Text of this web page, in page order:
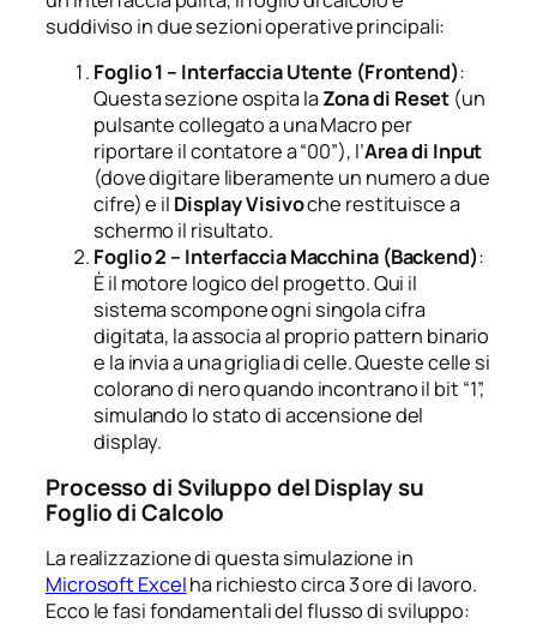
suddiviso in due sezioni operative principali:
Foglio 1 – Interfaccia Utente (Frontend):
Questa sezione ospita laZona di Reset (un
pulsante collegato a una Macro per
riportare il contatore a “00”), l’Area di Input
(dove digitare liberamente un numero a due
cifre) e il Display Visivoche restituisce a
schermo il risultato.
Foglio 2 – Interfaccia Macchina (Backend):
È il motore logico del progetto. Qui il
sistema scompone ogni singola cifra
digitata, la associa al proprio pattern binario
e la invia a una griglia di celle. Queste celle si
colorano di nero quando incontrano il bit “1”,
simulando lo stato di accensione del
display.
Processo di Sviluppo del Display su
Foglio di Calcolo
La realizzazione di questa simulazione in
Microsoft Excelha richiesto circa 3 ore di lavoro.
Ecco le fasi fondamentali del flusso di sviluppo: